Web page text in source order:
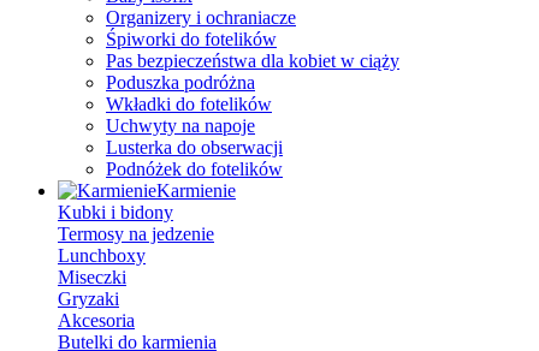
Organizery i ochraniacze
Śpiworki do fotelików
Pas bezpieczeństwa dla kobiet w ciąży
Poduszka podróżna
Wkładki do fotelików
Uchwyty na napoje
Lusterka do obserwacji
Podnóżek do fotelików
Karmienie
Kubki i bidony
Termosy na jedzenie
Lunchboxy
Miseczki
Gryzaki
Akcesoria
Butelki do karmienia